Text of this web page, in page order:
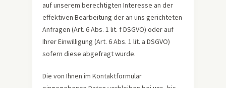
auf unserem berechtigten Interesse an der
effektiven Bearbeitung der an uns gerichteten
Anfragen (Art. 6 Abs. 1 lit. f DSGVO) oder auf
Ihrer Einwilligung (Art. 6 Abs. 1 lit. a DSGVO)
sofern diese abgefragt wurde.
Die von Ihnen im Kontaktformular